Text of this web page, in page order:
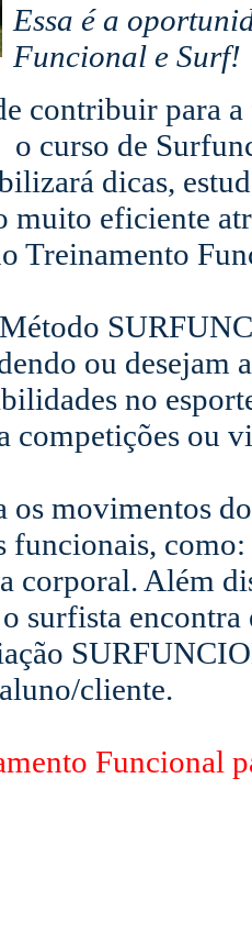
Essa é a
Funcional e Surf!
contribuir para a
o curso de
dicas,
muito eficiente
Treinamento
ou desejam
no
competições ou
os movimentos
funcionais,
corporal. Além
surfista encontra
cliente.
Funcional